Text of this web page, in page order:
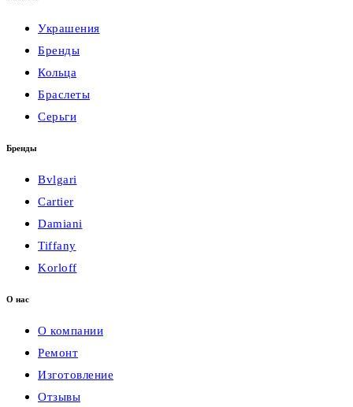
Украшения
Бренды
Кольца
Браслеты
Серьги
Бренды
Bvlgari
Cartier
Damiani
Tiffany
Korloff
О нас
О компании
Ремонт
Изготовление
Отзывы